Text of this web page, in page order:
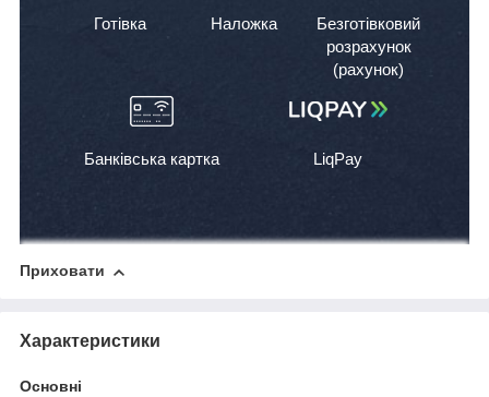
Готівка Наложка
Безготівковий
розрахунок
(рахунок)
Банківська картка LiqPay
Приховати
Характеристики
Основні